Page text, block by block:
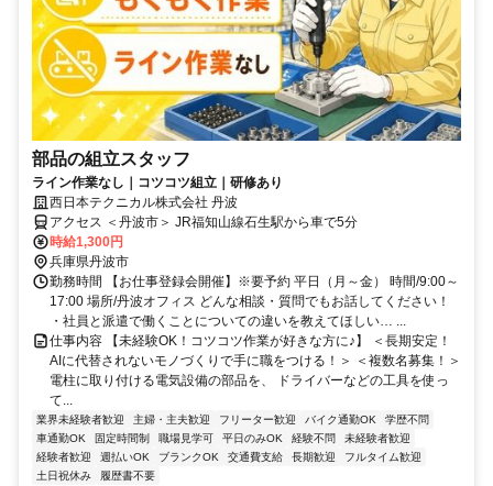
部品の組立スタッフ
ライン作業なし｜コツコツ組立｜研修あり
西日本テクニカル株式会社 丹波
アクセス ＜丹波市＞ JR福知山線石生駅から車で5分
時給1,300円
兵庫県丹波市
勤務時間 【お仕事登録会開催】※要予約 平日（月～金） 時間/9:00～
17:00 場所/丹波オフィス どんな相談・質問でもお話してください！
・社員と派遣で働くことについての違いを教えてほしい… ...
仕事内容 【未経験OK！コツコツ作業が好きな方に♪】 ＜長期安定！
AIに代替されないモノづくりで手に職をつける！＞ ＜複数名募集！＞
電柱に取り付ける電気設備の部品を、 ドライバーなどの工具を使っ
て...
業界未経験者歓迎 主婦・主夫歓迎 フリーター歓迎 バイク通勤OK
学歴不問
車通勤OK
固定時間制 職場見学可 平日のみOK 経験不問
未経験者歓迎
経験者歓迎
週払いOK ブランクOK 交通費支給 長期歓迎
フルタイム歓迎
土日祝休み
履歴書不要